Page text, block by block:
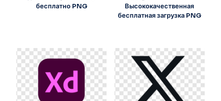
бесплатно PNG
Высококачественная
бесплатная загрузка PNG